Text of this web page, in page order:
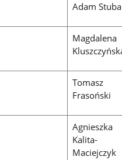
Adam Stuba
Magdalena
Tomasz
Frasoński
Agnieszka
Kalita-
Maciejczyk